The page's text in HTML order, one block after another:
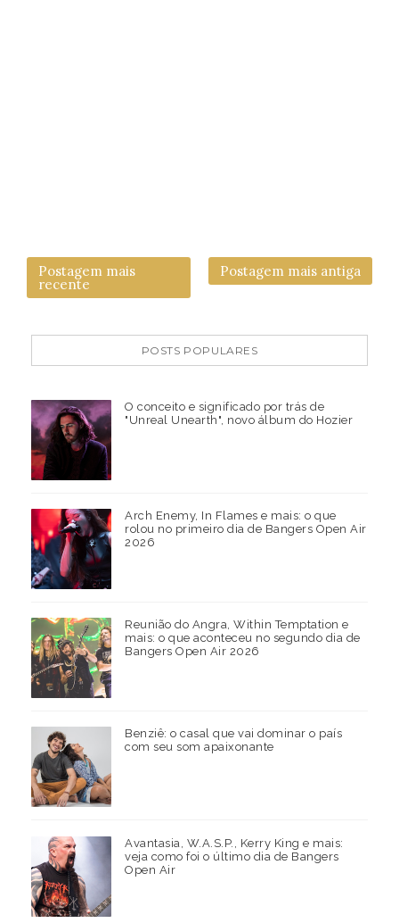
Postagem mais
recente
Postagem mais antiga
POSTS POPULARES
O conceito e significado por trás de
"Unreal Unearth", novo álbum do Hozier
Arch Enemy, In Flames e mais: o que
rolou no primeiro dia de Bangers Open Air
2026
Reunião do Angra, Within Temptation e
mais: o que aconteceu no segundo dia de
Bangers Open Air 2026
Benziê: o casal que vai dominar o país
com seu som apaixonante
Avantasia, W.A.S.P., Kerry King e mais:
veja como foi o último dia de Bangers
Open Air